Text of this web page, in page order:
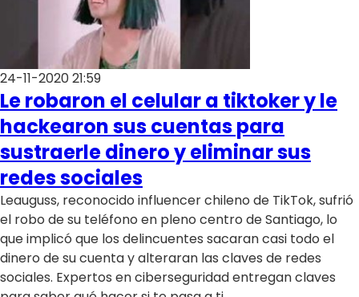
24-11-2020 21:59
Le robaron el celular a tiktoker y le
hackearon sus cuentas para
sustraerle dinero y eliminar sus
redes sociales
Leauguss, reconocido influencer chileno de TikTok, sufrió
el robo de su teléfono en pleno centro de Santiago, lo
que implicó que los delincuentes sacaran casi todo el
dinero de su cuenta y alteraran las claves de redes
sociales. Expertos en ciberseguridad entregan claves